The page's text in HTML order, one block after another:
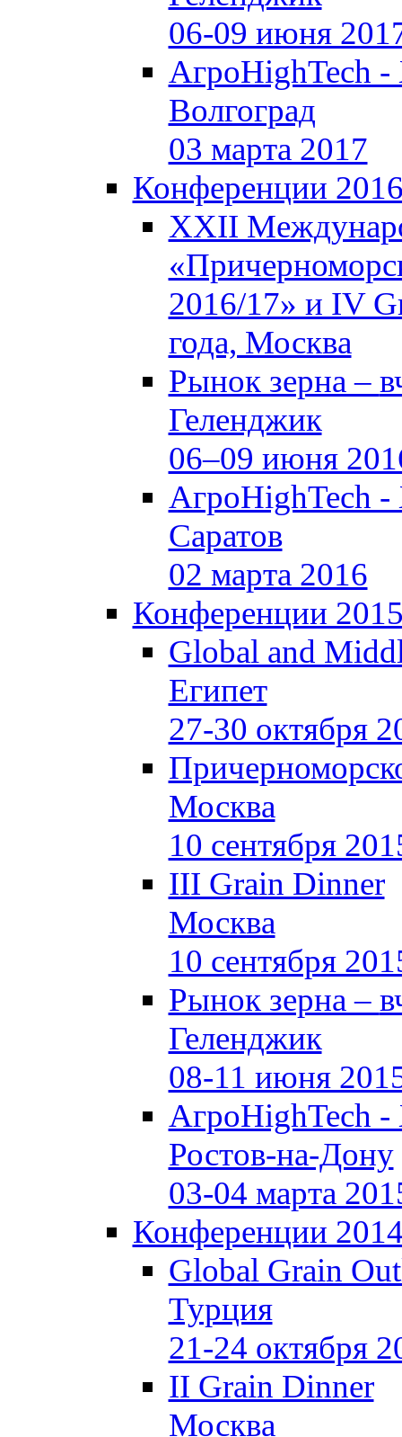
06-09 июня
АгроHighTech
Волгоград
03 марта 2017
Конференции
XXII
2016/17» и IV
года, Москва
Рынок зерна –
Геленджик
06–09 июня
АгроHighTech
Саратов
02 марта 2016
Конференции
Global and
Египет
27-30 октября
Москва
10 сентября
III Grain Dinner
Москва
10 сентября
Рынок зерна –
Геленджик
08-11 июня
АгроHighTech
Ростов-на-Дону
03-04 марта
Конференции
Global Grain
Турция
21-24 октября
II Grain Dinner
Москва